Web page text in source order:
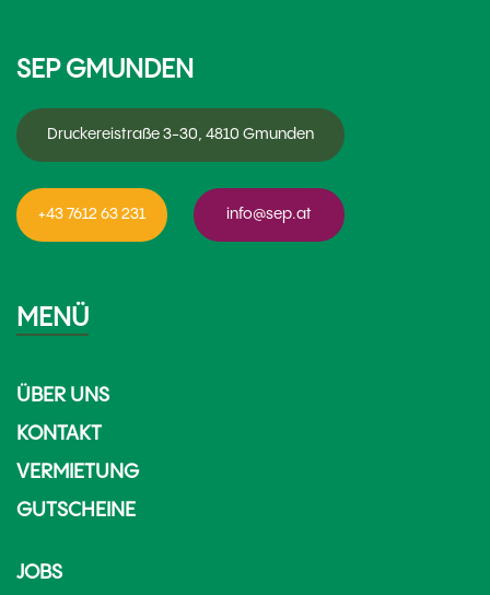
SEP GMUNDEN
Druckereistraße 3-30, 4810 Gmunden
+43 7612 63 231 info@sep.at
MENÜ
ÜBER UNS
KONTAKT
VERMIETUNG
GUTSCHEINE
JOBS